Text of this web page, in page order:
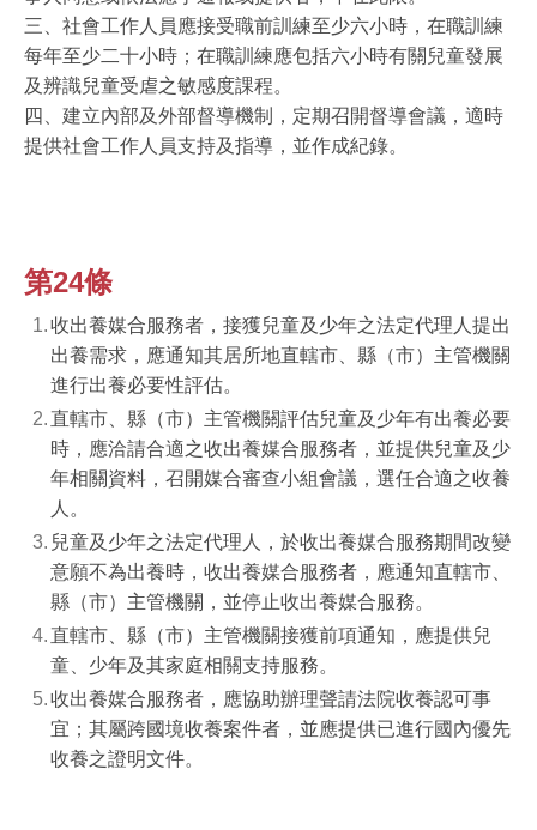
三、社會工作人員應接受職前訓練至少六小時，在職訓練
每年至少二十小時；在職訓練應包括六小時有關兒童發展
及辨識兒童受虐之敏感度課程。
四、建立內部及外部督導機制，定期召開督導會議，適時
提供社會工作人員支持及指導，並作成紀錄。
第24條
收出養媒合服務者，接獲兒童及少年之法定代理人提出
出養需求，應通知其居所地直轄市、縣（市）主管機關
進行出養必要性評估。
直轄市、縣（市）主管機關評估兒童及少年有出養必要
時，應洽請合適之收出養媒合服務者，並提供兒童及少
年相關資料，召開媒合審查小組會議，選任合適之收養
人。
兒童及少年之法定代理人，於收出養媒合服務期間改變
意願不為出養時，收出養媒合服務者，應通知直轄市、
縣（市）主管機關，並停止收出養媒合服務。
直轄市、縣（市）主管機關接獲前項通知，應提供兒
童、少年及其家庭相關支持服務。
收出養媒合服務者，應協助辦理聲請法院收養認可事
宜；其屬跨國境收養案件者，並應提供已進行國內優先
收養之證明文件。